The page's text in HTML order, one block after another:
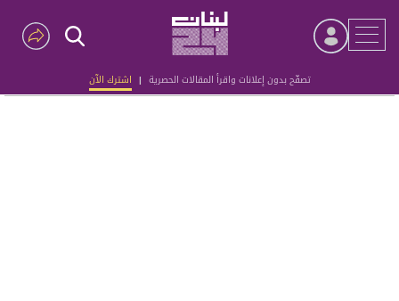
تصفّح بدون إعلانات واقرأ المقالات الحصرية | اشترك الآن
Advertisement